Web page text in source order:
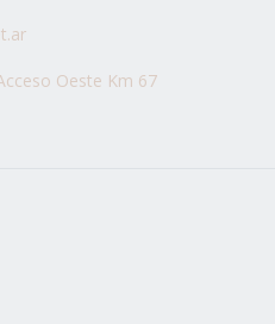
Oeste Km 67